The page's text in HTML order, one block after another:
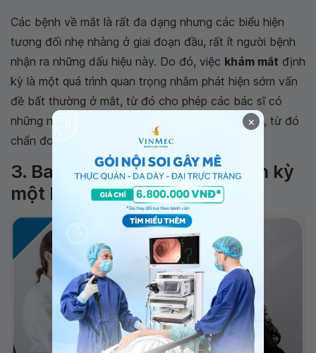
Các bệnh về mắt là rất đa dạng nhưng các biểu hiện
tương đối nhẹ nhàng ở giai đoạn đầu, rất ít người bệnh
nhận ra những dấu hiệu này. Do đó, việc khám mắt định
kỳ là một quá trình quan trọng nhằm phát hiện sớm vấn
đề bất thường ở mắt, từ đó cho phép các bác sĩ có
những nghi ngờ và thực hiện các kiểm tra cụ thể, từ đó
chẩn đoán chính xác bệnh.
3. Bao lâu nên khám mắt định kỳ
một lần?
×